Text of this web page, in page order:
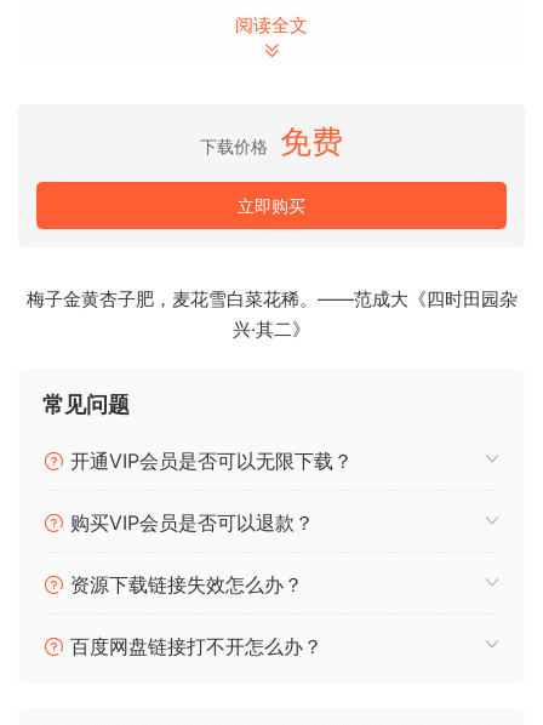
好者提供了必备资源。它揭开了音频制作的复杂性，提供了清
晰的解释、实用技巧和真实示例，以提升您的混音和母带制作
混音和母带制作》的结构旨在指导您从基础到高级技术，无
识武装自己，制作出精致、专业品质的音乐。
creating great recordings. Great mixes require both
creativity and a practical understanding of the process,
tools for accomplishing both tasks while highlighting the
quality sound with “Mastering the Mix: A Comprehensive
an essential resource for aspiring music producers,
demystifies the complexities of audio production,
阅读全文
下载价格 免费
立即购买
梅子金黄杏子肥，麦花雪白菜花稀。——范成大《四时田园杂
兴·其二》
常见问题
开通VIP会员是否可以无限下载？
购买VIP会员是否可以退款？
资源下载链接失效怎么办？
百度网盘链接打不开怎么办？